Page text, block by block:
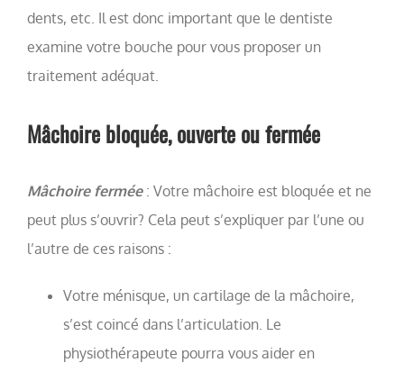
dents, etc. Il est donc important que le dentiste
examine votre bouche pour vous proposer un
traitement adéquat.
Mâchoire bloquée, ouverte ou fermée
Mâchoire fermée: Votre mâchoire est bloquée et ne
peut plus s’ouvrir? Cela peut s’expliquer par l’une ou
l’autre de ces raisons :
Votre ménisque, un cartilage de la mâchoire,
s’est coincé dans l’articulation. Le
physiothérapeute pourra vous aider en